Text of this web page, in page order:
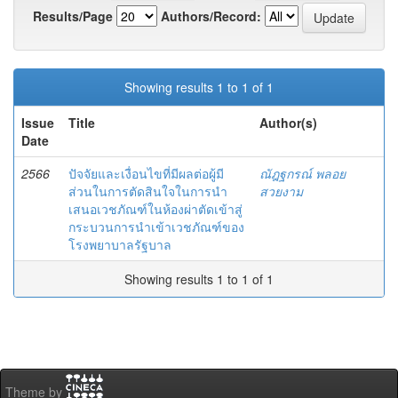
Results/Page
Authors/Record:
Showing results 1 to 1 of 1
Issue
Date
Title Author(s)
2566
ปัจจัยและเงื่อนไขที่มีผลต่อผู้มี
ส่วนในการตัดสินใจในการนำ
เสนอเวชภัณฑ์ในห้องผ่าตัดเข้าสู่
กระบวนการนำเข้าเวชภัณฑ์ของ
โรงพยาบาลรัฐบาล
ณัฎฐกรณ์ พลอย
สวยงาม
Showing results 1 to 1 of 1
Theme by